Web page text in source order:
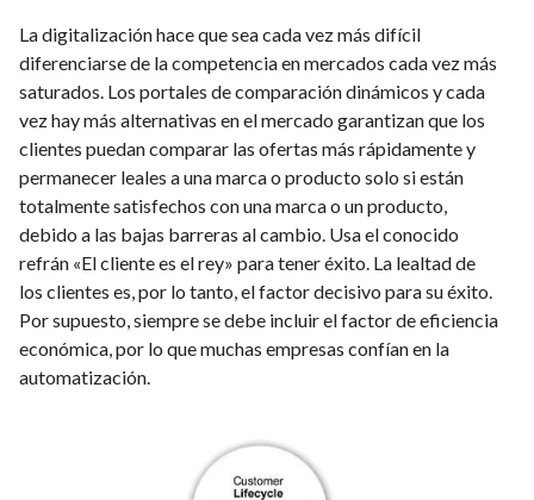
La digitalización hace que sea cada vez más difícil
diferenciarse de la competencia en mercados cada vez más
saturados. Los portales de comparación dinámicos y cada
vez hay más alternativas en el mercado garantizan que los
clientes puedan comparar las ofertas más rápidamente y
permanecer leales a una marca o producto solo si están
totalmente satisfechos con una marca o un producto,
debido a las bajas barreras al cambio. Usa el conocido
refrán «El cliente es el rey» para tener éxito. La lealtad de
los clientes es, por lo tanto, el factor decisivo para su éxito.
Por supuesto, siempre se debe incluir el factor de eficiencia
económica, por lo que muchas empresas confían en la
automatización.